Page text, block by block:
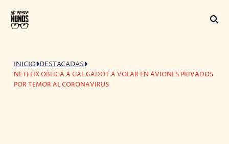
INICIO DESTACADAS
NETFLIX OBLIGA A GAL GADOT A VOLAR EN AVIONES PRIVADOS
POR TEMOR AL CORONAVIRUS